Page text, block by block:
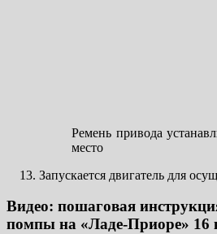
Ремень привода
место
Запускается двигатель для
Видео: пошаговая
помпы на «Ладе-Приоре» 16